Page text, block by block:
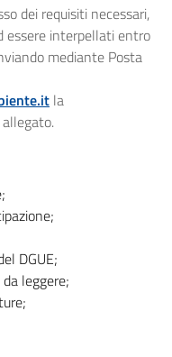
dei requisiti necessari,
essere interpellati entro
mediante Posta
la
DGUE;
leggere;